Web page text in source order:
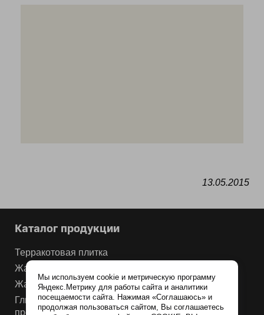
13.05.2015
Каталог продукции
Терракотовая плитка
Жаростойкие смеси
Жаростойкая мастика
Глина для нефтегазовой и химической
промышленности
Мы используем cookie и метрическую программу
Яндекс.Метрику для работы сайта и аналитики
посещаемости сайта. Нажимая «Соглашаюсь» и
продолжая пользоваться сайтом, Вы соглашаетесь